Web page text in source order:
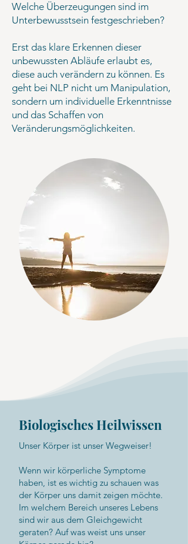
Welche Überzeugungen sind im
Unterbewusstsein festgeschrieben?
Erst das klare Erkennen dieser
unbewussten Abläufe erlaubt es,
diese auch verändern zu können. Es
geht bei NLP nicht um Manipulation,
sondern um individuelle Erkenntnisse
und das Schaffen von
Veränderungsmöglichkeiten.
Biologisches Heilwissen
Unser Körper ist unser Wegweiser!
Wenn wir körperliche Symptome
haben, ist es wichtig zu schauen was
der Körper uns damit zeigen möchte.
Im welchem Bereich unseres Lebens
sind wir aus dem Gleichgewicht
geraten? Auf was weist uns unser